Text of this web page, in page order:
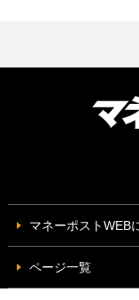
マネーポストWEB
ページ一覧